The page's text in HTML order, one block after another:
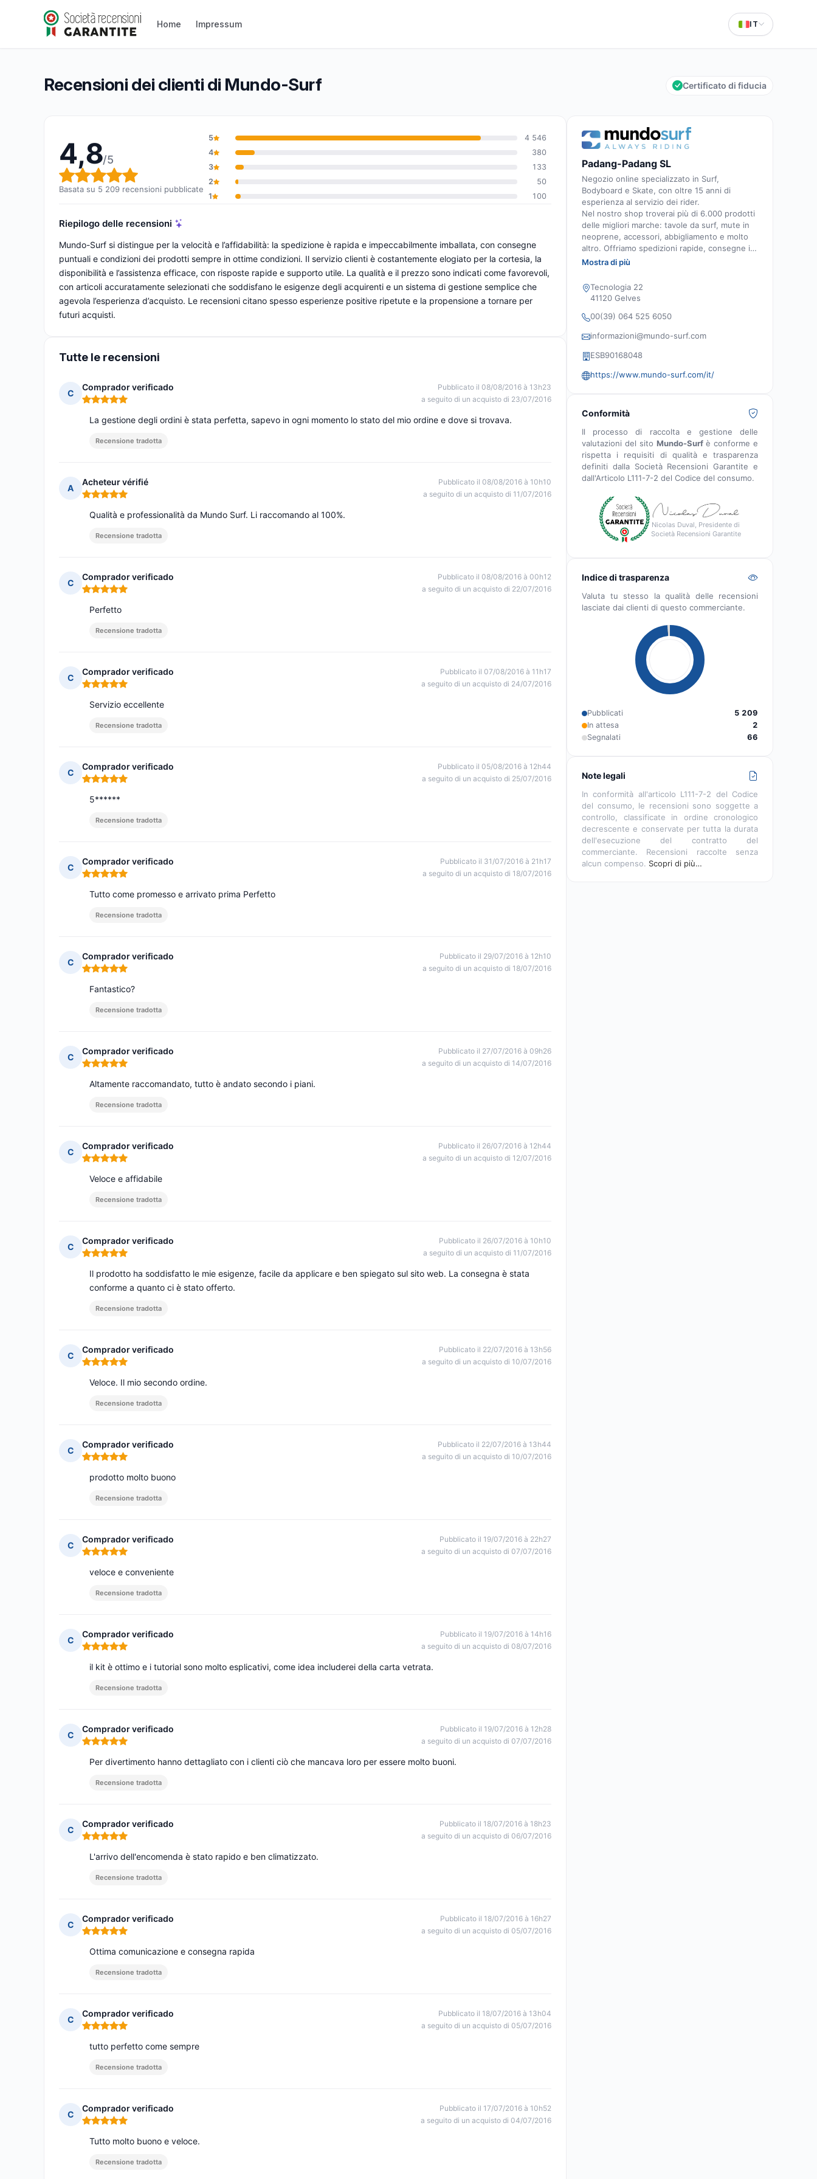
Home Impressum IT
Mundo-Surf
Valutazione globale: 4,8 su 5
4,8/5(5 209 recensioni)
Recensioni dei clienti di Mundo-Surf Certificato di fiducia
4,8/5
Valutazione globale: 4,8 su 5
Basata su 5 209 recensioni pubblicate
5
4 546
4
380
3
133
2
50
1
100
Riepilogo delle recensioni
Mundo-Surf si distingue per la velocità e l’affidabilità: la spedizione è rapida e impeccabilmente imballata, con consegne
puntuali e condizioni dei prodotti sempre in ottime condizioni. Il servizio clienti è costantemente elogiato per la cortesia, la
disponibilità e l’assistenza efficace, con risposte rapide e supporto utile. La qualità e il prezzo sono indicati come favorevoli,
con articoli accuratamente selezionati che soddisfano le esigenze degli acquirenti e un sistema di gestione semplice che
agevola l’esperienza d’acquisto. Le recensioni citano spesso esperienze positive ripetute e la propensione a tornare per
futuri acquisti.
Tutte le recensioni
C
Comprador verificado
Nota: 5 su 5
Pubblicato il 08/08/2016 à 13h23
a seguito di un acquisto di 23/07/2016
La gestione degli ordini è stata perfetta, sapevo in ogni momento lo stato del mio ordine e dove si trovava.
Recensione tradotta
A
Acheteur vérifié
Nota: 5 su 5
Pubblicato il 08/08/2016 à 10h10
a seguito di un acquisto di 11/07/2016
Qualità e professionalità da Mundo Surf. Li raccomando al 100%.
Recensione tradotta
C
Comprador verificado
Nota: 5 su 5
Pubblicato il 08/08/2016 à 00h12
a seguito di un acquisto di 22/07/2016
Perfetto
Recensione tradotta
C
Comprador verificado
Nota: 5 su 5
Pubblicato il 07/08/2016 à 11h17
a seguito di un acquisto di 24/07/2016
Servizio eccellente
Recensione tradotta
C
Comprador verificado
Nota: 5 su 5
Pubblicato il 05/08/2016 à 12h44
a seguito di un acquisto di 25/07/2016
5******
Recensione tradotta
C
Comprador verificado
Nota: 5 su 5
Pubblicato il 31/07/2016 à 21h17
a seguito di un acquisto di 18/07/2016
Tutto come promesso e arrivato prima Perfetto
Recensione tradotta
C
Comprador verificado
Nota: 5 su 5
Pubblicato il 29/07/2016 à 12h10
a seguito di un acquisto di 18/07/2016
Fantastico?
Recensione tradotta
C
Comprador verificado
Nota: 5 su 5
Pubblicato il 27/07/2016 à 09h26
a seguito di un acquisto di 14/07/2016
Altamente raccomandato, tutto è andato secondo i piani.
Recensione tradotta
C
Comprador verificado
Nota: 5 su 5
Pubblicato il 26/07/2016 à 12h44
a seguito di un acquisto di 12/07/2016
Veloce e affidabile
Recensione tradotta
C
Comprador verificado
Nota: 5 su 5
Pubblicato il 26/07/2016 à 10h10
a seguito di un acquisto di 11/07/2016
Il prodotto ha soddisfatto le mie esigenze, facile da applicare e ben spiegato sul sito web. La consegna è stata
conforme a quanto ci è stato offerto.
Recensione tradotta
C
Comprador verificado
Nota: 5 su 5
Pubblicato il 22/07/2016 à 13h56
a seguito di un acquisto di 10/07/2016
Veloce. Il mio secondo ordine.
Recensione tradotta
C
Comprador verificado
Nota: 5 su 5
Pubblicato il 22/07/2016 à 13h44
a seguito di un acquisto di 10/07/2016
prodotto molto buono
Recensione tradotta
C
Comprador verificado
Nota: 5 su 5
Pubblicato il 19/07/2016 à 22h27
a seguito di un acquisto di 07/07/2016
veloce e conveniente
Recensione tradotta
C
Comprador verificado
Nota: 5 su 5
Pubblicato il 19/07/2016 à 14h16
a seguito di un acquisto di 08/07/2016
il kit è ottimo e i tutorial sono molto esplicativi, come idea includerei della carta vetrata.
Recensione tradotta
C
Comprador verificado
Nota: 5 su 5
Pubblicato il 19/07/2016 à 12h28
a seguito di un acquisto di 07/07/2016
Per divertimento hanno dettagliato con i clienti ciò che mancava loro per essere molto buoni.
Recensione tradotta
C
Comprador verificado
Nota: 5 su 5
Pubblicato il 18/07/2016 à 18h23
a seguito di un acquisto di 06/07/2016
L'arrivo dell'encomenda è stato rapido e ben climatizzato.
Recensione tradotta
C
Comprador verificado
Nota: 5 su 5
Pubblicato il 18/07/2016 à 16h27
a seguito di un acquisto di 05/07/2016
Ottima comunicazione e consegna rapida
Recensione tradotta
C
Comprador verificado
Nota: 5 su 5
Pubblicato il 18/07/2016 à 13h04
a seguito di un acquisto di 05/07/2016
tutto perfetto come sempre
Recensione tradotta
C
Comprador verificado
Nota: 5 su 5
Pubblicato il 17/07/2016 à 10h52
a seguito di un acquisto di 04/07/2016
Tutto molto buono e veloce.
Recensione tradotta
Padang-Padang SL
Negozio online specializzato in Surf,
Bodyboard e Skate, con oltre 15 anni di
esperienza al servizio dei rider.
Nel nostro shop troverai più di 6.000 prodotti
delle migliori marche: tavole da surf, mute in
neoprene, accessori, abbigliamento e molto
altro. Offriamo spedizioni rapide, consegne in
tutto il mondo e un servizio di consulenza
appassionati.
Mostra di più
Tecnologia 22
41120 Gelves
00(39) 064 525 6050
informazioni@mundo-surf.com
ESB90168048
https://www.mundo-surf.com/it/
Conformità
Il processo di raccolta e gestione delle
valutazioni del sito Mundo-Surfè conforme e
rispetta i requisiti di qualità e trasparenza
definiti dalla Società Recensioni Garantite e
dall'Articolo L111-7-2 del Codice del consumo.
Nicolas Duval, Presidente di
Società Recensioni Garantite
Indice di trasparenza
Valuta tu stesso la qualità delle recensioni
lasciate dai clienti di questo commerciante.
Pubblicati
5 209
In attesa
2
Segnalati
66
Note legali
In conformità all'articolo L111-7-2 del Codice
del consumo, le recensioni sono soggette a
controllo, classificate in ordine cronologico
decrescente e conservate per tutta la durata
dell'esecuzione del contratto del
commerciante. Recensioni raccolte senza
alcun compenso. Scopri di più…